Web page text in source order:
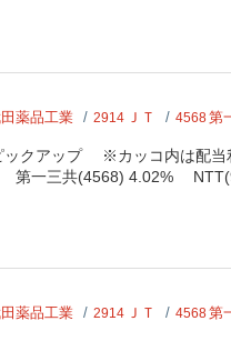
薬品工業 2914 ＪＴ 4568第
ックアップ ※カッコ内は
一三共(4568) 4.02%
薬品工業 2914 ＪＴ 4568第